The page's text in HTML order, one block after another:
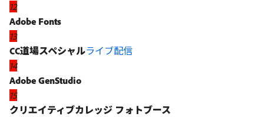
12
Adobe Fonts
13
CC道場スペシャルライブ配信
14
Adobe GenStudio
15
クリエイティブカレッジ フォトブース